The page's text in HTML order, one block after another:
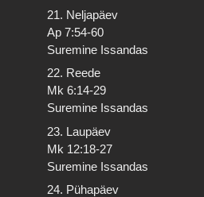
21. Neljapäev
Ap 7:54-60
Suremine Issandas
22. Reede
Mk 6:14-29
Suremine Issandas
23. Laupäev
Mk 12:18-27
Suremine Issandas
24. Pühapäev